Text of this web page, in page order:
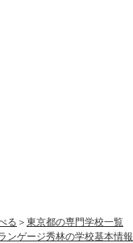
る
東京都の専門学校一覧
ンゲージ秀林の学校基本情報